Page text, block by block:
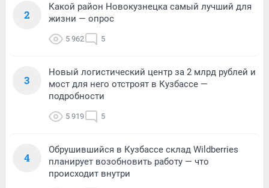
2
Какой район Новокузнецка самый лучший для
жизни — опрос
5 962 5
3
Новый логистический центр за 2 млрд рублей и
мост для него отстроят в Кузбассе —
подробности
5 919 5
4
Обрушившийся в Кузбассе склад Wildberries
планирует возобновить работу — что
происходит внутри